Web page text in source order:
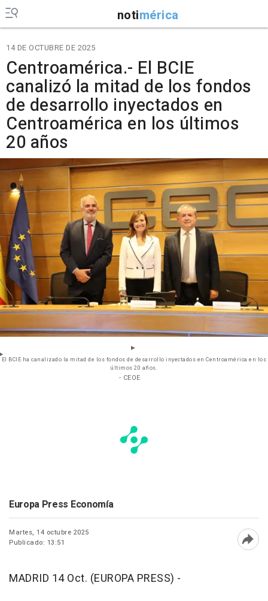
notimérica
14 DE OCTUBRE DE 2025
Centroamérica.- El BCIE
canalizó la mitad de los fondos
de desarrollo inyectados en
Centroamérica en los últimos
20 años
El BCIE ha canalizado la mitad de los fondos de desarrollo inyectados en Centroamérica en los
últimos 20 años.
- CEOE
Europa Press Economía
Martes, 14 octubre 2025
Publicado: 13:51
MADRID 14 Oct. (EUROPA PRESS) -